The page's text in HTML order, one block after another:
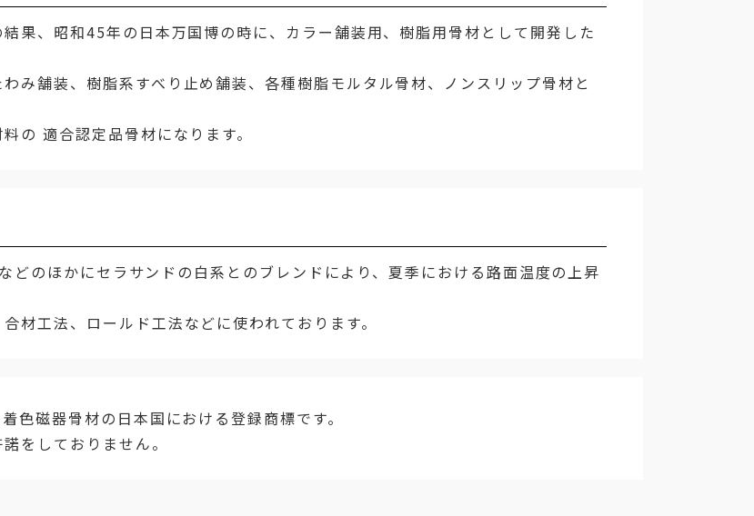
果、昭和45年の日本万国博の時に、カラー舗装用、樹脂用骨材として開発した
み舗装、樹脂系すべり止め舗装、各種樹脂モルタル骨材、ノンスリップ骨材と
の 適合認定品骨材になります。
どのほかにセラサンドの白系とのブレンドにより、夏季における路面温度の上昇
材工法、ロールド工法などに使われております。
磁器骨材の日本国における登録商標です。
をしておりません。